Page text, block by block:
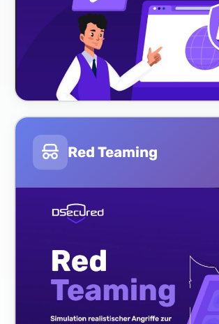
Red Teaming